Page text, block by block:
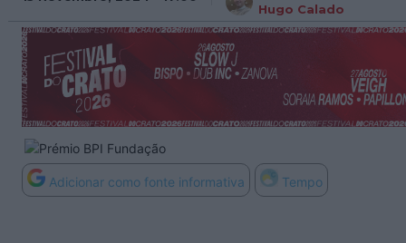
Hugo Calado
Adicionar como fonte informativa Tempo